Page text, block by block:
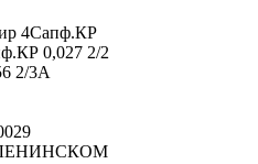
4Сапф.КР
0,027 2/2
2/3А